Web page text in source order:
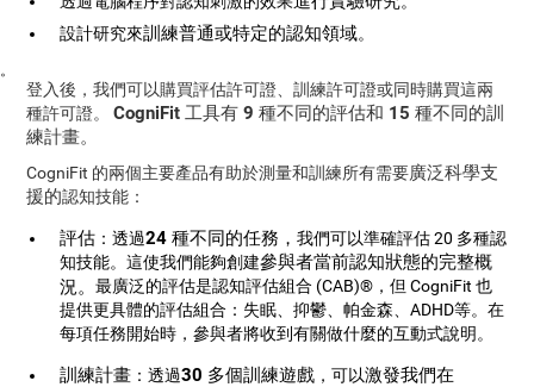
設計研究來訓練普通或特定的認知領域。
。
登入後，我們可以購買評估許可證、訓練許可證或同時購買這兩
種許可證。CogniFit 工具有 9 種不同的評估和 15 種不同的訓
練計畫。
CogniFit 的兩個主要產品有助於測量和訓練所有需要廣泛科學支
援的認知技能：
評估 ：透過24 種不同的任務，我們可以準確評估 20 多種認
知技能。這使我們能夠創建參與者當前認知狀態的完整概
況。最廣泛的評估是認知評估組合 (CAB)®，但 CogniFit 也
提供更具體的評估組合：失眠、抑鬱、帕金森、ADHD等。在
每項任務開始時，參與者將收到有關做什麼的互動式說明。
訓練計畫 ：透過30 多個訓練遊戲 ，可以激發我們在